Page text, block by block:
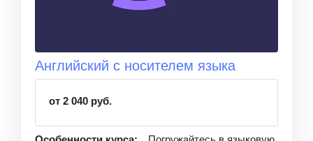
Английский с носителем языка
от 2 040 руб.